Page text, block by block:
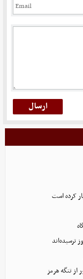
کرده است
ترسیده‌اند
از تنگه هرمز